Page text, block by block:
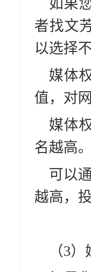
如果
者找文
以选择
媒体
值，对
媒体
名越高
可以
越高，
（3